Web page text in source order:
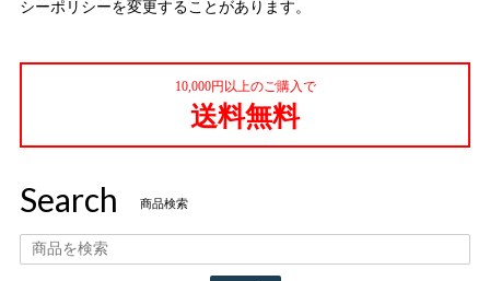
シーポリシーを変更することがあります。
10,000円以上のご購入で
送料無料
Search 商品検索